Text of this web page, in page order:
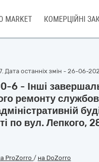
MARKET КОМЕРЦІЙНІ
останніх змін - 26-06-
6 - Інші
ремонту
по вул. Лепкого,
ProZorro / на DoZorro